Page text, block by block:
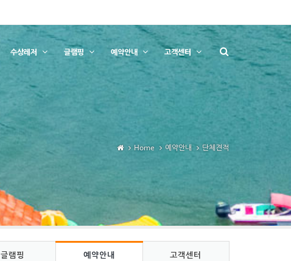
수상레저 글램핑 예약안내 고객센터
Home 예약안내 단체견적
글램핑 예약안내 고객센터